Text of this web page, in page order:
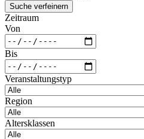
Suche verfeinern
Zeitraum
Von
Bis
Veranstaltungstyp
Region
Altersklassen